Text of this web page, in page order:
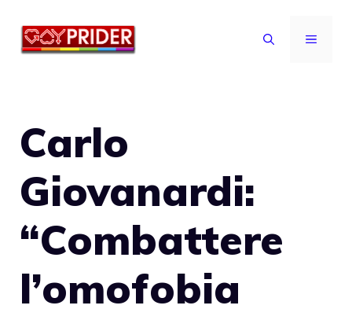
MENU
Carlo
Giovanardi:
“Combattere
l’omofobia